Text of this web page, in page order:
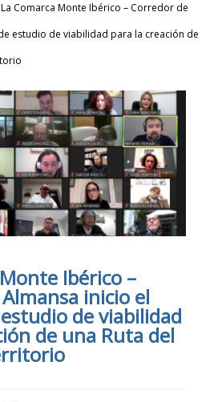
La Comarca Monte Ibérico – Corredor de
estudio de viabilidad para la creación de
Ibérico –
inicio el
de viabilidad
de una Ruta del